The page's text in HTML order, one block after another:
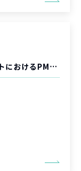
大手銀行向け、DX推進プロジェクトにおけるPMO支援